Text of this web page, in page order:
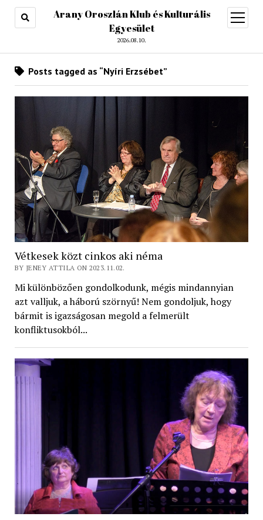
Arany Oroszlán Klub és Kulturális
Egyesület
2026.08.10.
open
menu
Posts tagged as “Nyíri Erzsébet”
Vétkesek közt cinkos aki néma
BY JENEY ATTILA ON 2023.11.02.
Mi különbözően gondolkodunk, mégis mindannyian
azt valljuk, a háború szörnyű! Nem gondoljuk, hogy
bármit is igazságosan megold a felmerült
konfliktusokból...